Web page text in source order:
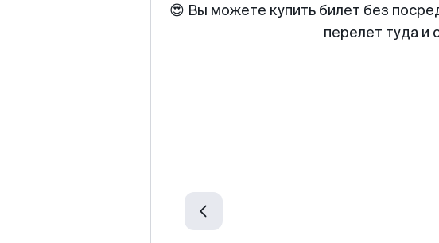
😍 Вы можете купить билет без
перелет туда и